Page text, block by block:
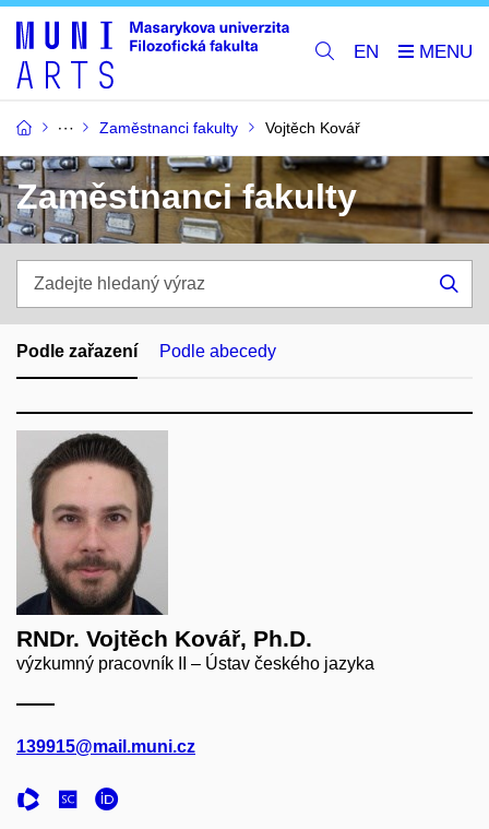
EN
Zaměstnanci fakulty Vojtěch Kovář
Zaměstnanci fakulty
hledaný
výraz
Podle zařazení Podle abecedy
RNDr. Vojtěch Kovář, Ph.D.
výzkumný pracovník II – Ústav českého jazyka
139915@mail.muni.cz